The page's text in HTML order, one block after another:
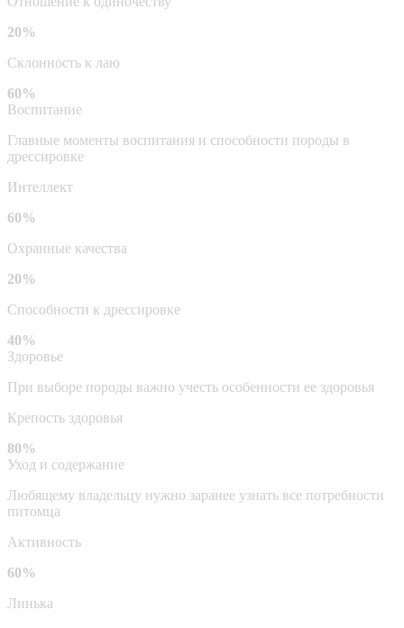
20%
Склонность к лаю
60%
Воспитание
Главные моменты воспитания и способности породы в
дрессировке
Интеллект
60%
Охранные качества
20%
Способности к дрессировке
40%
Здоровье
При выборе породы важно учесть особенности ее здоровья
Крепость здоровья
80%
Уход и содержание
Любящему владельцу нужно заранее узнать все потребности
питомца
Активность
60%
Линька